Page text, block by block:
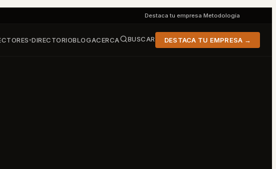
Destaca tu empresa·Metodología
▾DIRECTORIOBLOGACERCA BUSCAR DESTACA TU EMPRESA →